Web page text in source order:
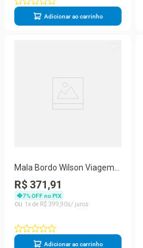
Adicionar ao carrinho
Mala Bordo Wilson Viagem
Abs 4 Rodas 360 Preto
R$ 371,91
7% OFF no PIX
1
R$ 399 90
Adicionar ao carrinho